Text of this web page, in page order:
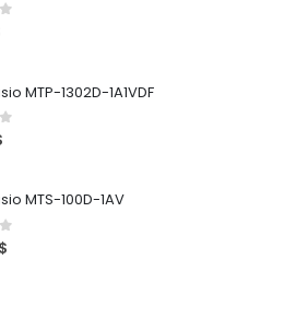
5
MTP-1302D-1A1VDF
5
MTS-100D-1AV
5
$